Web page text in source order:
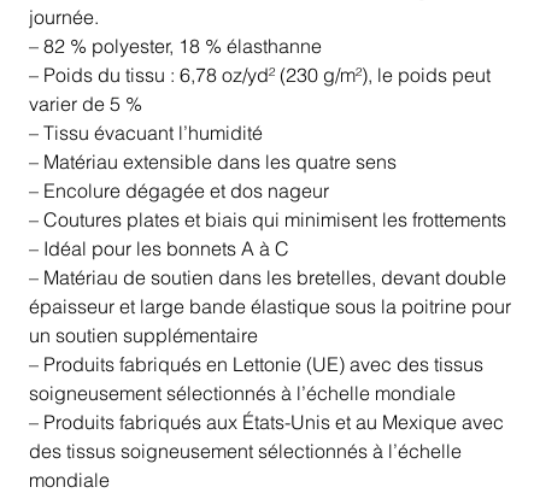
journée.
– 82 % polyester, 18 % élasthanne
– Poids du tissu : 6,78 oz/yd² (230 g/m²), le poids peut
varier de 5 %
– Tissu évacuant l’humidité
– Matériau extensible dans les quatre sens
– Encolure dégagée et dos nageur
– Coutures plates et biais qui minimisent les frottements
– Idéal pour les bonnets A à C
– Matériau de soutien dans les bretelles, devant double
épaisseur et large bande élastique sous la poitrine pour
un soutien supplémentaire
– Produits fabriqués en Lettonie (UE) avec des tissus
soigneusement sélectionnés à l’échelle mondiale
– Produits fabriqués aux États-Unis et au Mexique avec
des tissus soigneusement sélectionnés à l’échelle
mondiale